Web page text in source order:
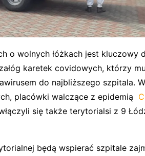
o wolnych łóżkach jest kluczowy
karetek covidowych, którzy
do najbliższego szpitala.
placówki walczące z epidemią
się także terytorialsi z 9
będą wspierać szpitale